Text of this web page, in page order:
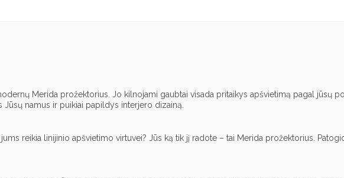
Merida prožektorius. Jo kilnojami gaubtai visada pritaikys apšvietimą pagal jūsų
namus ir puikiai papildys interjero dizainą.
reikia linijinio apšvietimo virtuvei? Jūs ką tik jį radote – tai Merida prožektorius.